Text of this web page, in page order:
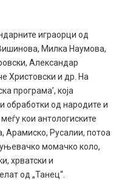
играорци од
Милка Наумова,
Александар
Христовски и др. На
програма’, која
обработки од народите и
кои антологиските
Арамиско, Русалии, потоа
момачко коло,
хрватски и
од „Танец“.